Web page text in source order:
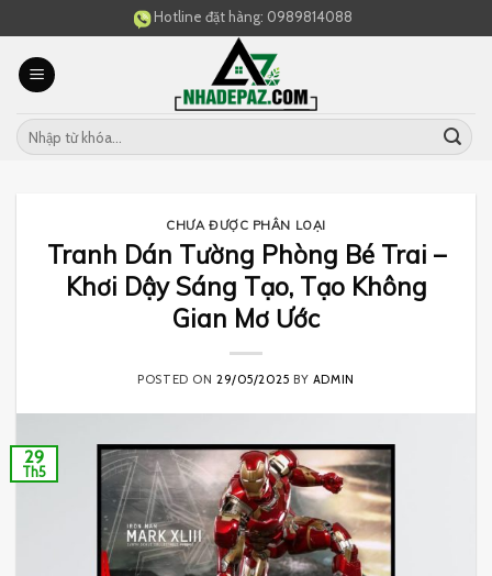
to
content
Hotline đặt hàng: 0989814088
CHƯA ĐƯỢC PHÂN LOẠI
Tranh Dán Tường Phòng Bé Trai –
Khơi Dậy Sáng Tạo, Tạo Không
Gian Mơ Ước
POSTED ON 29/05/2025 BY ADMIN
29
Th5